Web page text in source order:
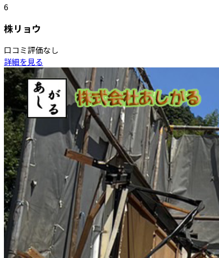
6
株リョウ
口コミ評価なし
詳細を見る